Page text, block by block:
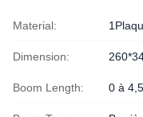
Material:
Dimension:
Boom Length: 0 à